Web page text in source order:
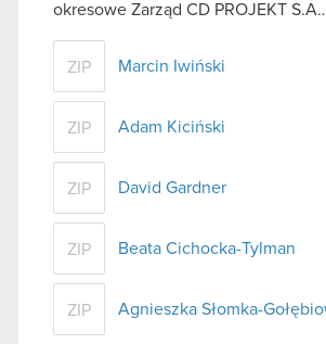
okresowe Zarząd CD PROJEKT
ZIP Marcin Iwiński
ZIP Adam Kiciński
ZIP David Gardner
ZIP Beata Cichocka-Tylman
ZIP Agnieszka Słomka-